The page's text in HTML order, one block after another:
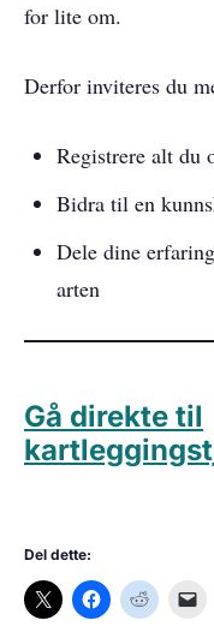
for lite om.
Derfor inviteres du
Registrere alt du
Bidra til en
Dele dine
arten
Gå direkte til
Del dette: